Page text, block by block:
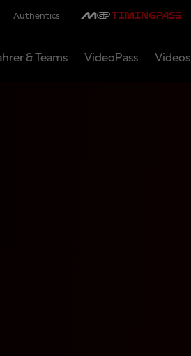
Authentics
& Teams VideoPass Videos